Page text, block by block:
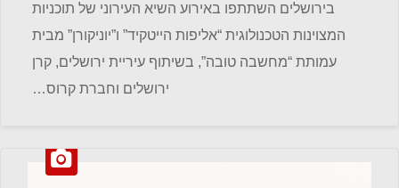
בירושלים השתתפו באירוע השיא העירוני של תוכניות
המצוינות הטכנולוגית “אליפות הייטקיד” ו”יוניקורן” מבית
עמותת “מחשבה טובה”, בשיתוף עיריית ירושלים, קרן
ירושלים וחברת קרוס…